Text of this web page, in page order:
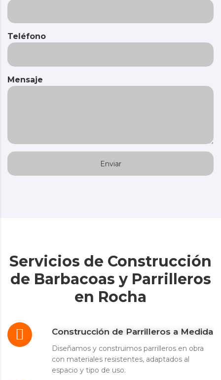
Teléfono
Mensaje
Servicios de Construcción
de Barbacoas y Parrilleros
en Rocha
Construcción de Parrilleros a Medida
Diseñamos y construimos parrilleros en obra
con materiales resistentes, adaptados al
espacio y tipo de uso.